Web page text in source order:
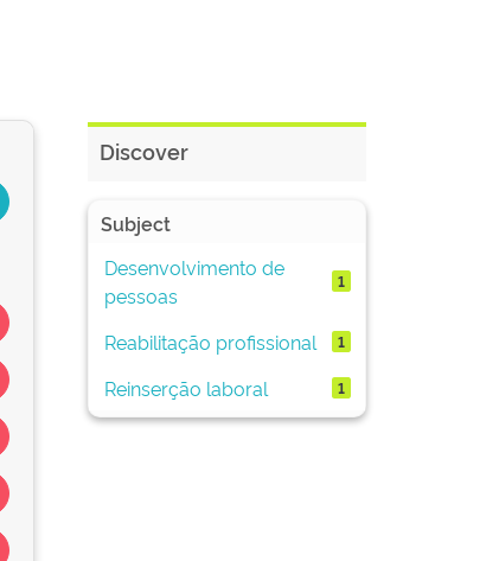
Discover
Subject
Desenvolvimento de
pessoas
1
Reabilitação profissional 1
Reinserção laboral 1